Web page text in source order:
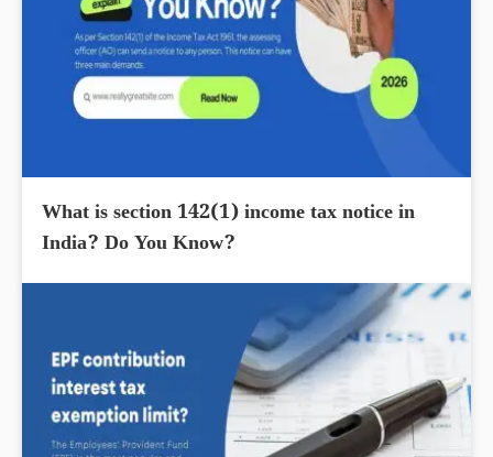
What is section 142(1) income tax notice in
India? Do You Know?